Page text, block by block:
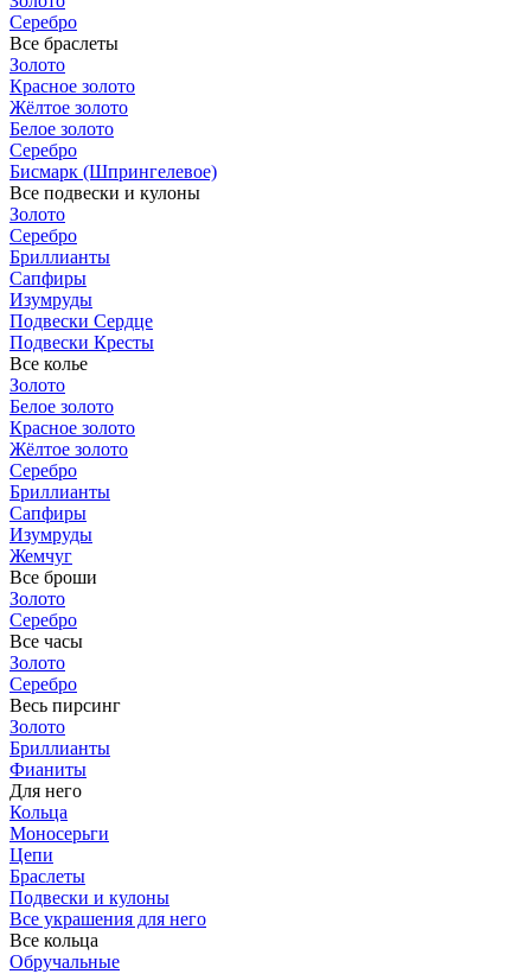
Серебро
Все браслеты
Золото
Красное золото
Жёлтое золото
Белое золото
Серебро
Бисмарк (Шпрингелевое)
Все подвески и кулоны
Золото
Серебро
Бриллианты
Сапфиры
Изумруды
Подвески Сердце
Подвески Кресты
Все колье
Золото
Белое золото
Красное золото
Жёлтое золото
Серебро
Бриллианты
Сапфиры
Изумруды
Жемчуг
Все броши
Золото
Серебро
Все часы
Золото
Серебро
Весь пирсинг
Золото
Бриллианты
Фианиты
Для него
Кольца
Моносерьги
Цепи
Браслеты
Подвески и кулоны
Все украшения для него
Все кольца
Обручальные